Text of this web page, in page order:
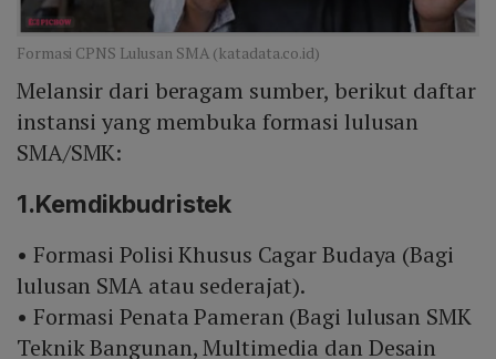
Formasi CPNS Lulusan SMA (katadata.co.id)
Melansir dari beragam sumber, berikut daftar
instansi yang membuka formasi lulusan
SMA/SMK:
1.Kemdikbudristek
• Formasi Polisi Khusus Cagar Budaya (Bagi
lulusan SMA atau sederajat).
• Formasi Penata Pameran (Bagi lulusan SMK
Teknik Bangunan, Multimedia dan Desain